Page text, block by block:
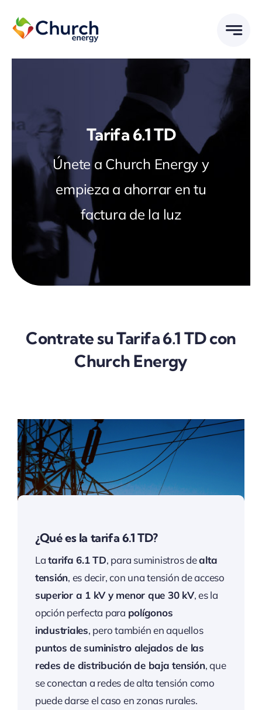
contenido
Tarifa 6.1 TD
Únete a Church Energy y
empieza a ahorrar en tu
factura de la luz
Contrate su Tarifa 6.1 TD con
Church Energy
¿Qué es la tarifa 6.1 TD?
Latarifa 6.1 TD, para suministros dealta
tensión, es decir, con una tensión de acceso
superior a 1 kV y menor que 30 kV, es la
opción perfecta para polígonos
industriales, pero también en aquellos
puntos de suministro alejados de las
redes de distribución de baja tensión, que
se conectan a redes de alta tensión como
puede darse el caso en zonas rurales.
tarifa 6.1 TD es la opción perfecta paragrandes
empresas, industrias y negocios con demandas